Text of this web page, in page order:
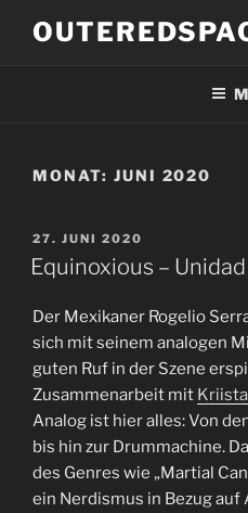
Inhalt
MONAT: JUNI 2020
VERÖFFENTLICHT
AM
27. JUNI 2020
Equinoxious – Unidad
Der Mexikaner Rogelio
sich mit seinem analogen
guten Ruf in der Szene
Zusammenarbeit mit
Analog ist hier alles: Von
bis hin zur Drummachine.
des Genres wie „Martial
ein Nerdismus in Bezug